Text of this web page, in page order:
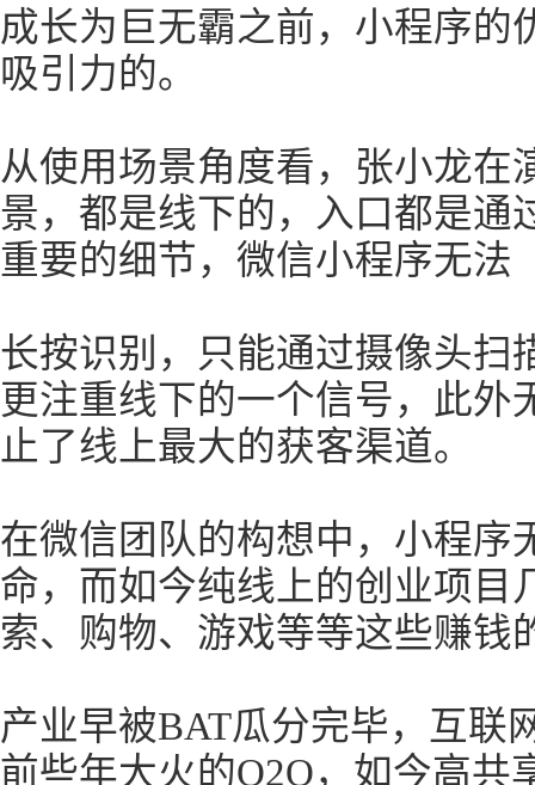
成长为巨无霸之前，小程序的
吸引力的。
从使用场景角度看，张小龙在
景，都是线下的，入口都是通
重要的细节，微信小程序无法
长按识别，只能通过摄像头扫
更注重线下的一个信号，此外
止了线上最大的获客渠道。
在微信团队的构想中，小程序
命，而如今纯线上的创业项目
索、购物、游戏等等这些赚钱
产业早被BAT瓜分完毕，互联
前些年大火的O2O，如今高共